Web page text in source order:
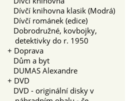
Dívčí knihovna klasik (Modrá)
Dívčí románek (edice)
Dobrodružné, kovbojky,
detektivky do r. 1950
+ Doprava
Dům a byt
DUMAS Alexandre
+ DVD
DVD - originální disky v